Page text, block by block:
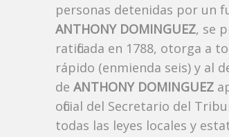
personas detenidas por un
ANTHONY DOMINGUEZ, se
ratificada en 1788, otorga a
rápido (enmienda seis) y al
de ANTHONY DOMINGUEZ
oficial del Secretario del
todas las leyes locales y